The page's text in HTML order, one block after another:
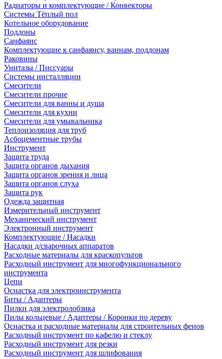
Радиаторы и комплектующие / Конвекторы
Системы Тёплый пол
Котельное оборудование
Поддоны
Санфаянс
Комплектующие к санфаянсу, ваннам, поддонам
Раковины
Унитазы / Писсуары
Системы инсталляции
Смесители
Смесители прочие
Смесители для ванны и душа
Смесители для кухни
Смесители для умывальника
Теплоизоляция для труб
Асбоцементные трубы
Инструмент
Защита труда
Защита органов дыхания
Защита органов зрения и лица
Защита органов слуха
Защита рук
Одежда защитная
Измерительный инструмент
Механический инструмент
Электронный инструмент
Комплектующие / Насадки
Насадки д/сварочных аппаратов
Расходные материалы для краскопультов
Расходный инструмент для многофункционального
инструмента
Цепи
Оснастка для электроинструмента
Биты / Адаптеры
Пилки для электролобзика
Пилы кольцевые / Адаптеры / Коронки по дереву
Оснастка и расходные материалы для строительных фенов
Расходный инструмент по кафелю и стеклу
Расходный инструмент для резки
Расходный инструмент для шлифования